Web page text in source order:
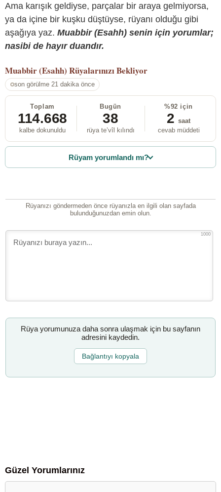
Ama karışık geldiyse, parçalar bir araya gelmiyorsa,
ya da içine bir kuşku düştüyse, rüyanı olduğu gibi
aşağıya yaz. Muabbir (Esahh) senin için yorumlar;
nasibi de hayır duandır.
Muabbir (Esahh) Rüyalarınızı Bekliyor
son görülme 21 dakika önce
Toplam
114.668
kalbe dokunuldu
Bugün
38
rüya te’vîl kılındı
%92 için
2 saat
cevab müddeti
Rüyam yorumlandı mı?
Rüyanızı göndermeden önce rüyanızla en ilgili olan sayfada
bulunduğunuzdan emin olun.
1000
Rüya yorumunuza daha sonra ulaşmak için bu sayfanın
adresini kaydedin.
Bağlantıyı kopyala
Güzel Yorumlarınız